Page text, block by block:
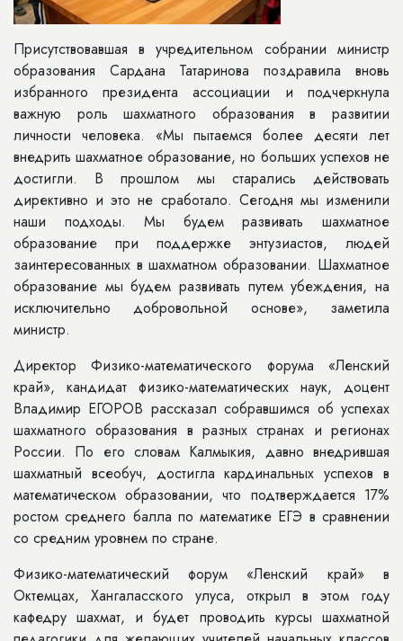
Присутствовавшая в учредительном собрании министр
образования Сардана Татаринова поздравила вновь
избранного президента ассоциации и подчеркнула
важную роль шахматного образования в развитии
личности человека. «Мы пытаемся более десяти лет
внедрить шахматное образование, но больших успехов не
достигли. В прошлом мы старались действовать
директивно и это не сработало. Сегодня мы изменили
наши подходы. Мы будем развивать шахматное
образование при поддержке энтузиастов, людей
заинтересованных в шахматном образовании. Шахматное
образование мы будем развивать путем убеждения, на
исключительно добровольной основе», заметила
министр.
Директор Физико-математического форума «Ленский
край», кандидат физико-математических наук, доцент
Владимир ЕГОРОВ рассказал собравшимся об успехах
шахматного образования в разных странах и регионах
России. По его словам Калмыкия, давно внедрившая
шахматный всеобуч, достигла кардинальных успехов в
математическом образовании, что подтверждается 17%
ростом среднего балла по математике ЕГЭ в сравнении
со средним уровнем по стране.
Физико-математический форум «Ленский край» в
Октемцах, Хангаласского улуса, открыл в этом году
кафедру шахмат, и будет проводить курсы шахматной